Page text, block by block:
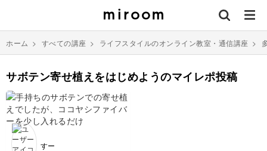
ホーム > すべての講座 > ライフスタイルのオンライン教室・通信講座 >
サボテン寄せ植えをはじめようのマイレポ投稿
すー